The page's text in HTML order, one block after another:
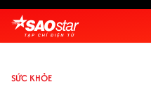
SỨC KHỎE